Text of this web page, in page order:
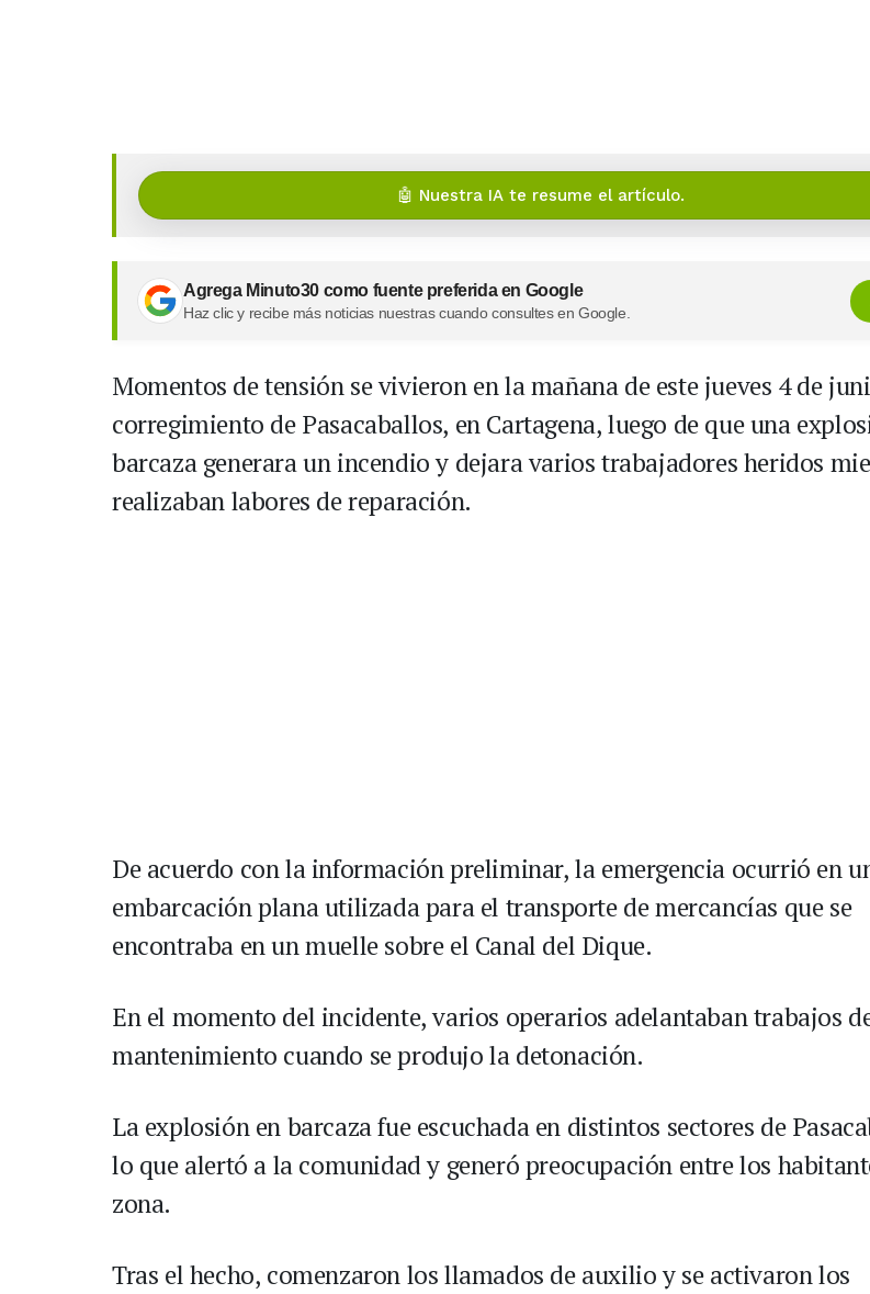
🤖 Nuestra IA te resume el artículo.
Agrega Minuto30 como fuente preferida en Google
Haz clic y recibe más noticias nuestras cuando consultes en Google.
Momentos de tensión se vivieron en la mañana de este jueves 4 de
corregimiento de Pasacaballos, en Cartagena, luego de que una
barcaza generara un incendio y dejara varios trabajadores heridos
realizaban labores de reparación.
De acuerdo con la información preliminar, la emergencia ocurrió en
embarcación plana utilizada para el transporte de mercancías que se
encontraba en un muelle sobre el Canal del Dique.
En el momento del incidente, varios operarios adelantaban trabajos
mantenimiento cuando se produjo la detonación.
La explosión en barcaza fue escuchada en distintos sectores de
lo que alertó a la comunidad y generó preocupación entre los
zona.
Tras el hecho, comenzaron los llamados de auxilio y se activaron los